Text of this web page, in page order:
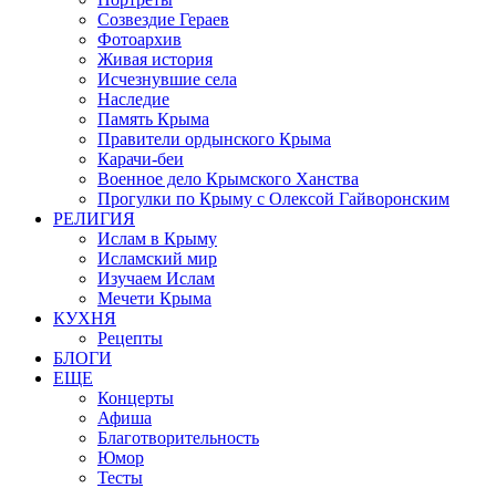
Созвездие Гераев
Фотоархив
Живая история
Исчезнувшие села
Наследие
Память Крыма
Правители ордынского Крыма
Карачи-беи
Военное дело Крымского Ханства
Прогулки по Крыму с Олексой Гайворонским
РЕЛИГИЯ
Ислам в Крыму
Исламский мир
Изучаем Ислам
Мечети Крыма
КУХНЯ
Рецепты
БЛОГИ
ЕЩЕ
Концерты
Афиша
Благотворительность
Юмор
Тесты